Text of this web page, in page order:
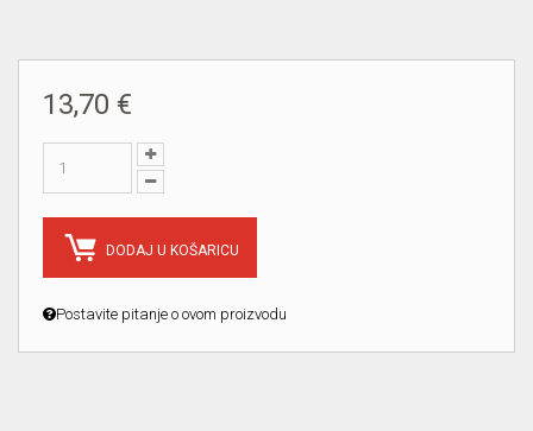
13,70 €
DODAJ U KOŠARICU
Postavite pitanje o ovom proizvodu